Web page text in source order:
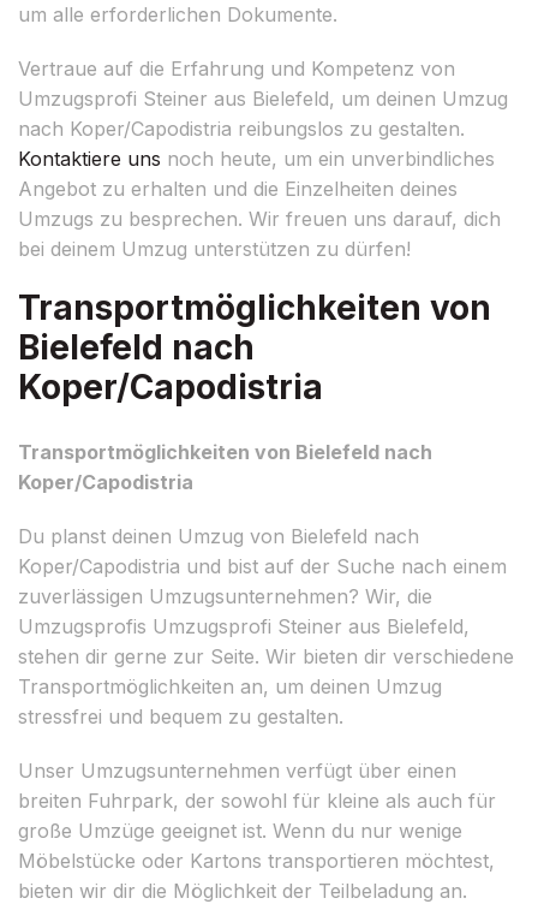
um alle erforderlichen Dokumente.
Vertraue auf die Erfahrung und Kompetenz von
Umzugsprofi Steiner aus Bielefeld, um deinen Umzug
nach Koper/Capodistria reibungslos zu gestalten.
Kontaktiere uns noch heute, um ein unverbindliches
Angebot zu erhalten und die Einzelheiten deines
Umzugs zu besprechen. Wir freuen uns darauf, dich
bei deinem Umzug unterstützen zu dürfen!
Transportmöglichkeiten von
Bielefeld nach
Koper/Capodistria
Transportmöglichkeiten von Bielefeld nach
Koper/Capodistria
Du planst deinen Umzug von Bielefeld nach
Koper/Capodistria und bist auf der Suche nach einem
zuverlässigen Umzugsunternehmen? Wir, die
Umzugsprofis Umzugsprofi Steiner aus Bielefeld,
stehen dir gerne zur Seite. Wir bieten dir verschiedene
Transportmöglichkeiten an, um deinen Umzug
stressfrei und bequem zu gestalten.
Unser Umzugsunternehmen verfügt über einen
breiten Fuhrpark, der sowohl für kleine als auch für
große Umzüge geeignet ist. Wenn du nur wenige
Möbelstücke oder Kartons transportieren möchtest,
bieten wir dir die Möglichkeit der Teilbeladung an.